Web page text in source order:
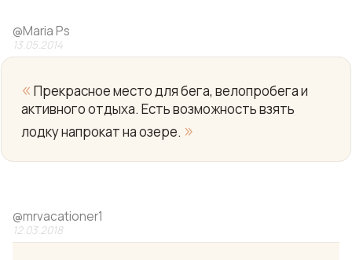
@Maria Ps
13.05.2014
« Прекрасное место для бега, велопробега и
активного отдыха. Есть возможность взять
лодку напрокат на озере. »
@mrvacationer1
12.03.2018